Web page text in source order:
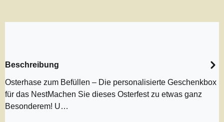
Beschreibung
Osterhase zum Befüllen – Die personalisierte Geschenkbox
für das NestMachen Sie dieses Osterfest zu etwas ganz
Besonderem! U…